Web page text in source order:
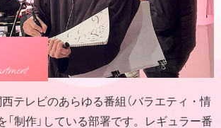
テレビのあらゆる番組（バラエティ・情
「制作」している部署です。レギュラー番